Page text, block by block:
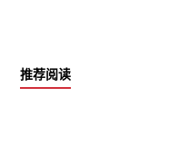
推荐阅读